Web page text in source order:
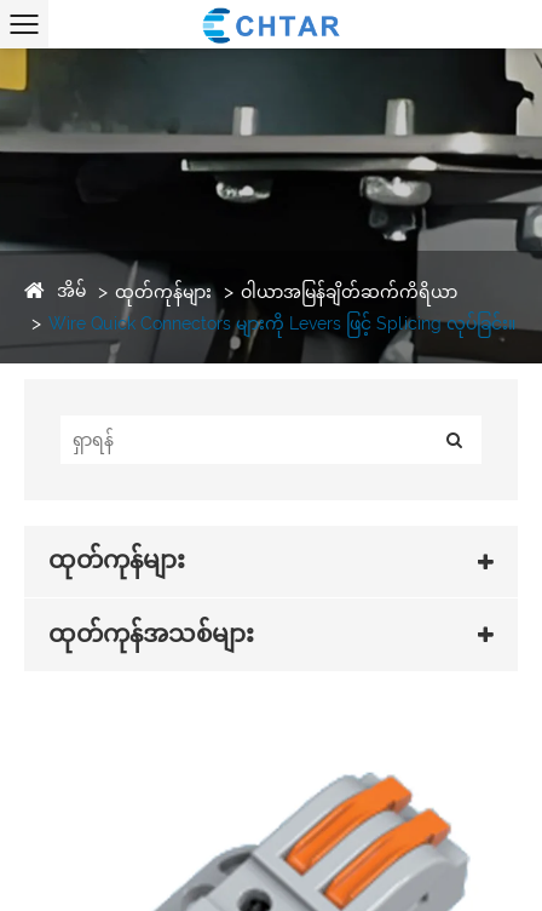
အိမ် ထုတ်ကုန်များ
ဝါယာအမြန်ချိတ်ဆက်ကိရိယာ
Wire Quick Connectors များကို Levers ဖြင့် Splicing လုပ်ခြင်း။
ထုတ်ကုန်များ
ထုတ်ကုန်အသစ်များ